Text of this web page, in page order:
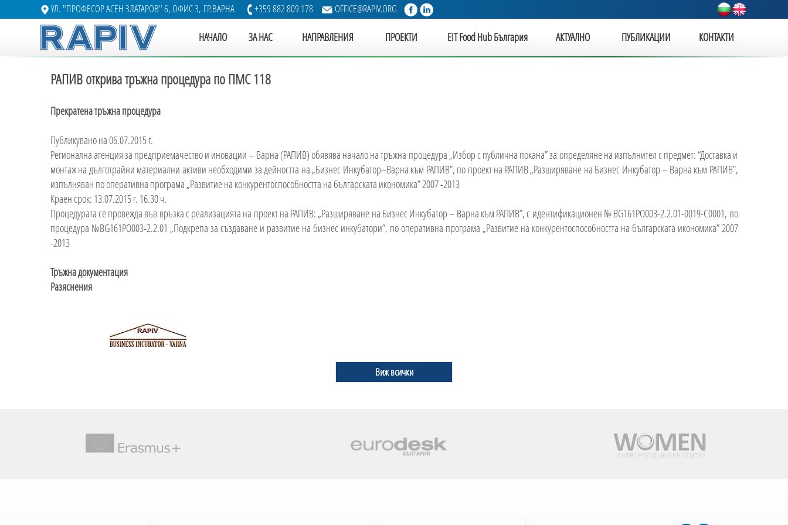
УЛ. "ПРОФЕСОР АСЕН ЗЛАТАРОВ" 6, ОФИС 3, ГР.ВАРНА +359 882 809 178 OFFICE@RAPIV.ORG
НАЧАЛО ЗА НАС НАПРАВЛЕНИЯ ПРОЕКТИ EIT Food Hub България АКТУАЛНО ПУБЛИКАЦИИ КОНТАКТИ
РАПИВ открива тръжна процедура по ПМС 118
Прекратена тръжна процедура
Публикувано на 06.07.2015 г.
Регионална агенция за предприемачество и иновации – Варна (РАПИВ) обявява начало на тръжна процедура „Избор с публична покана” за определяне на изпълнител с предмет: “Доставка и
монтаж на дълготрайни материални активи необходими за дейността на „Бизнес Инкубатор–Варна към РАПИВ”, по проект на РАПИВ „Разширяване на Бизнес Инкубатор – Варна към РАПИВ”,
изпълняван по оперативна програма „Развитие на конкурентоспособността на българската икономика” 2007 -2013
Краен срок: 13.07.2015 г. 16.30 ч.
Процедурата се провежда във връзка с реализацията на проект на РАПИВ: „Разширяване на Бизнес Инкубатор – Варна към РАПИВ”, с идентификационен № BG161PO003-2.2.01-0019-C0001, по
процедура №BG161PO003-2.2.01 „Подкрепа за създаване и развитие на бизнес инкубатори”, по оперативна програма „Развитие на конкурентоспособността на българската икономика” 2007
-2013
Тръжна документация
Разяснения
Виж всички